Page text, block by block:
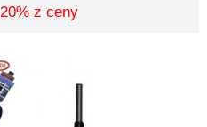
z ceny